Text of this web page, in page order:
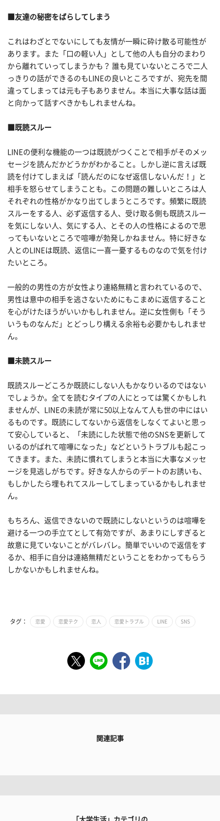
■友達の秘密をばらしてしまう
これはわざとでないにしても友情が一瞬に砕け散る可能性が
あります。また「口の軽い人」として他の人も自分のまわり
から離れていってしまうかも？ 誰も見ていないところで二人
っきりの話ができるのもLINEの良いところですが、宛先を間
違ってしまっては元も子もありません。本当に大事な話は面
と向かって話すべきかもしれませんね。
既読スルー
LINEの便利な機能の一つは既読がつくことで相手がそのメッ
セージを読んだかどうかがわかること。しかし逆に言えば既
読を付けてしまえば「読んだのになぜ返信しないんだ！」と
相手を怒らせてしまうことも。この問題の難しいところは人
それぞれの性格がかなり出てしまうところです。頻繁に既読
スルーをする人、必ず返信する人、受け取る側も既読スルー
を気にしない人、気にする人、とその人の性格によるので思
ってもいないところで喧嘩が勃発しかねません。特に好きな
人とのLINEは既読、返信に一喜一憂するものなので気を付け
たいところ。
一般的の男性の方が女性より連絡無精と言われているので、
男性は意中の相手を逃さないためにもこまめに返信すること
を心がけたほうがいいかもしれません。逆に女性側も「そう
いうものなんだ」とどっしり構える余裕も必要かもしれませ
ん。
■未読スルー
既読スルーどころか既読にしない人もかなりいるのではない
でしょうか。全てを読むタイプの人にとっては驚くかもしれ
ませんが、LINEの未読が常に50以上なんて人も世の中にはい
るものです。既読にしてないから返信をしなくてよいと思っ
て安心していると、「未読にした状態で他のSNSを更新して
いるのがばれて喧嘩になった」などというトラブルも起こっ
てきます。また、未読に慣れてしまうと本当に大事なメッセ
ージを見逃しがちです。好きな人からのデートのお誘いも、
もしかしたら埋もれてスルーしてしまっているかもしれませ
ん。
もちろん、返信できないので既読にしないというのは喧嘩を
避ける一つの手立てとして有効ですが、あまりにしすぎると
故意に見ていないことがバレバレ。簡単でいいので返信をす
るか、相手に自分は連絡無精だということをわかってもらう
しかないかもしれませんね。
タグ： 恋愛 恋愛テク 恋人 恋愛トラブル LINE SNS
関連記事